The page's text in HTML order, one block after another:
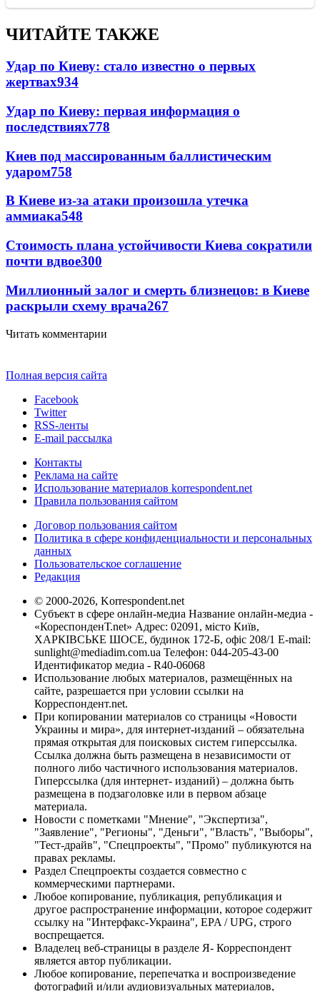
ЧИТАЙТЕ ТАКЖЕ
Удар по Киеву: стало известно о первых
жертвах934
Удар по Киеву: первая информация о
последствиях778
Киев под массированным баллистическим
ударом758
В Киеве из-за атаки произошла утечка
аммиака548
Стоимость плана устойчивости Киева сократили
почти вдвое300
Миллионный залог и смерть близнецов: в Киеве
раскрыли схему врача267
Читать комментарии
Полная версия сайта
Facebook
Twitter
RSS-ленты
E-mail рассылка
Контакты
Реклама на сайте
Использование материалов korrespondent.net
Правила пользования сайтом
Договор пользования сайтом
Политика в сфере конфиденциальности и персональных
данных
Пользовательское соглашение
Редакция
© 2000-2026, Korrespondent.net
Субъект в сфере онлайн-медиа Название онлайн-медиа -
«КореспонденТ.net» Адрес: 02091, місто Київ,
ХАРКІВСЬКЕ ШОСЕ, будинок 172-Б, офіс 208/1 E-mail:
sunlight@mediadim.com.ua Телефон: 044-205-43-00
Идентификатор медиа - R40-06068
Использование любых материалов, размещённых на
сайте, разрешается при условии ссылки на
Корреспондент.net.
При копировании материалов со страницы «Новости
Украины и мира», для интернет-изданий – обязательна
прямая открытая для поисковых систем гиперссылка.
Ссылка должна быть размещена в независимости от
полного либо частичного использования материалов.
Гиперссылка (для интернет- изданий) – должна быть
размещена в подзаголовке или в первом абзаце
материала.
Новости с пометками "Мнение", "Экспертиза",
"Заявление", "Регионы", "Деньги", "Власть", "Выборы",
"Тест-драйв", "Спецпроекты", "Промо" публикуются на
правах рекламы.
Раздел Спецпроекты создается совместно с
коммерческими партнерами.
Любое копирование, публикация, републикация и
другое распространение информации, которое содержит
ссылку на "Интерфакс-Украина", EPA / UPG, строго
воспрещается.
Владелец веб-страницы в разделе Я- Корреспондент
является автор публикации.
Любое копирование, перепечатка и воспроизведение
фотографий и/или аудиовизуальных материалов,